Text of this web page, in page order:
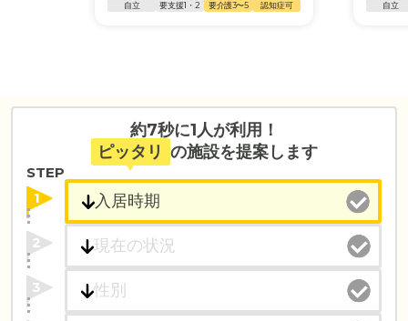
自立 要支援1・2 要介護3〜5 認知症可 自立
約7秒に1人が利用！
ピッタリ の施設を提案します
STEP
1
2
3